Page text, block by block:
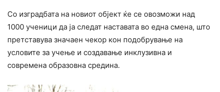
Со изградбата на новиот објект ќе се овозможи над
1000 ученици да ја следат наставата во една смена, што
претставува значаен чекор кон подобрување на
условите за учење и создавање инклузивна и
современа образовна средина.